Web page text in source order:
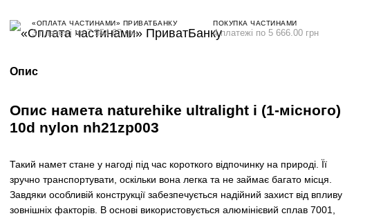
«ОПЛАТА ЧАСТИНАМИ» ПРИВАТБАНКУ
3 платежі по 7 554.67 грн
ПОКУПКА ЧАСТИНАМИ
4 платежі по 5 666.00 грн
Опис
Опис намета naturehike ultralight i (1-місного)
10d nylon nh21zp003
Такий намет стане у нагоді під час короткого відпочинку на природі. Її
зручно транспортувати, оскільки вона легка та не займає багато місця.
Завдяки особливій конструкції забезпечується надійний захист від впливу
зовнішніх факторів. В основі використовується алюмінієвий сплав 7001,